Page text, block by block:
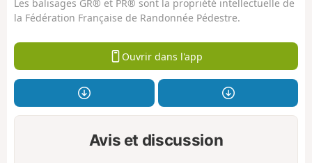
Les balisages GR® et PR® sont la propriété intellectuelle de
la Fédération Française de Randonnée Pédestre.
Ouvrir dans l'app
Avis et discussion